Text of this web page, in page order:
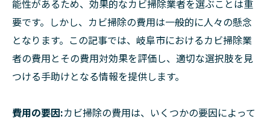
能性があるため、効果的なカビ掃除業者を選ぶことは重
要です。しかし、カビ掃除の費用は一般的に人々の懸念
となります。この記事では、岐阜市におけるカビ掃除業
者の費用とその費用対効果を評価し、適切な選択肢を見
つける手助けとなる情報を提供します。
費用の要因:カビ掃除の費用は、いくつかの要因によって